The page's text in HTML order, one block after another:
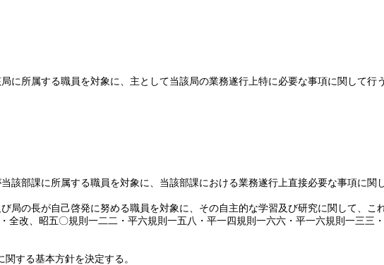
に所属する職員を対象に、主として当該局の業務遂行上特に必要な事項に関して行
該部課に所属する職員を対象に、当該部課における業務遂行上直接必要な事項に関
局の長が自己啓発に努める職員を対象に、その自主的な学習及び研究に関して、こ
全改、昭五〇規則一二二・平六規則一五八・平一四規則一六六・平一六規則一三三
する基本方針を決定する。